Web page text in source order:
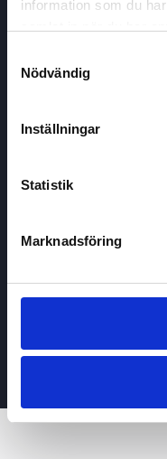
information som du
Nödvändig
Inställningar
Statistik
Marknadsföring
Villkor
GDPR
Undervisning
För företag